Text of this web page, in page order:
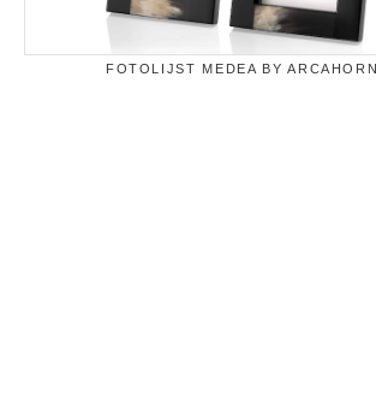
FOTOLIJST MEDEA BY ARCAHORN